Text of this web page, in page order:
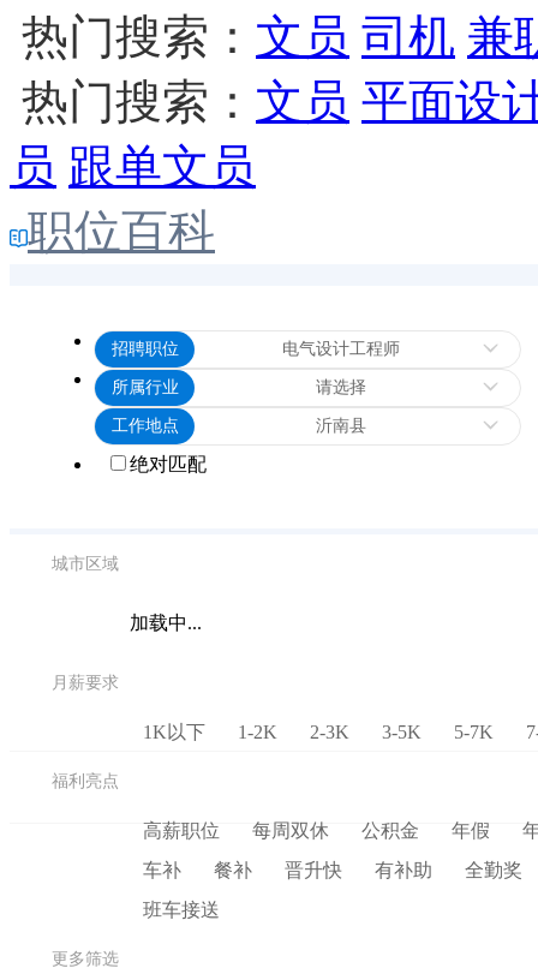
热门搜索： 文员 司机 兼
热门搜索： 文员 平面设
员 跟单文员
职位百科
招聘职位 电气设计工程师
所属行业 请选择
工作地点 沂南县
绝对匹配
城市区域
加载中...
月薪要求
1K以下 1-2K 2-3K 3-5K 5-7K
福利亮点
高薪职位 每周双休 公积金 年假
车补
餐补 晋升快 有补助
全勤奖
班车接送
更多筛选